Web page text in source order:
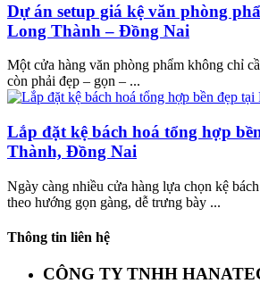
Dự án setup giá kệ văn phòng
Long Thành – Đồng Nai
Một cửa hàng văn phòng phẩm không chỉ
còn phải đẹp – gọn – ...
Lắp đặt kệ bách hoá tổng hợp
Thành, Đồng Nai
Ngày càng nhiều cửa hàng lựa chọn kệ
theo hướng gọn gàng, dễ trưng bày ...
Thông tin liên hệ
CÔNG TY TNHH